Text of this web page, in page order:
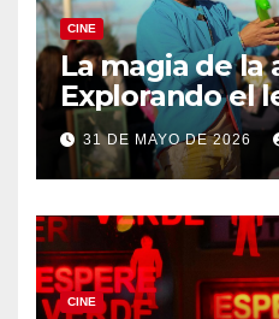
CINE
La magia de la
Explorando el
DreamWorks
31 DE MAYO DE 2026
CINE